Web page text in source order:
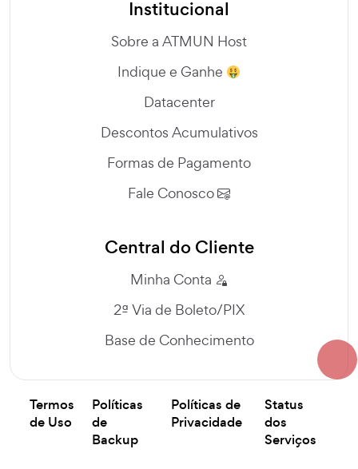
Institucional
Sobre a ATMUN Host
Indique e Ganhe
Datacenter
Descontos Acumulativos
Formas de Pagamento
Fale Conosco
Central do Cliente
Minha Conta
2ª Via de Boleto/PIX
Base de Conhecimento
Termos
de Uso
Políticas
de
Backup
Políticas de
Privacidade
Status
dos
Serviços